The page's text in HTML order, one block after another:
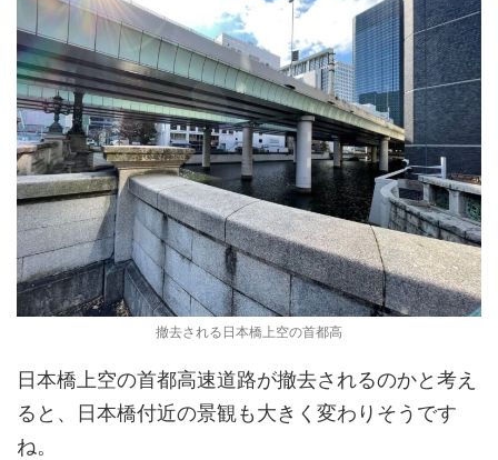
撤去される日本橋上空の首都高
日本橋上空の首都高速道路が撤去されるのかと考え
ると、日本橋付近の景観も大きく変わりそうです
ね。